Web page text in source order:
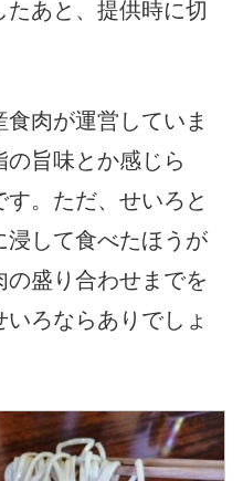
あと、提供時に切
肉が運営していま
旨味とか感じら
。ただ、せいろと
浸して食べたほうが
の盛り合わせまでを
ろならありでしょ